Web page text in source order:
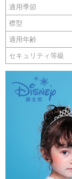
適用季節
襟型
適用年齢
セキュリティ等級